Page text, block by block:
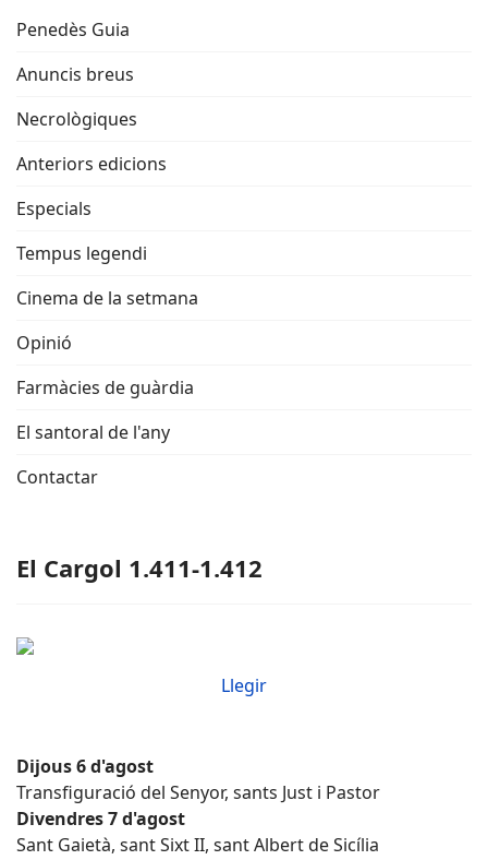
Penedès Guia
Anuncis breus
Necrològiques
Anteriors edicions
Especials
Tempus legendi
Cinema de la setmana
Opinió
Farmàcies de guàrdia
El santoral de l'any
Contactar
El Cargol 1.411-1.412
Llegir
Dijous 6 d'agost
Transfiguració del Senyor, sants Just i Pastor
Divendres 7 d'agost
Sant Gaietà, sant Sixt II, sant Albert de Sicília